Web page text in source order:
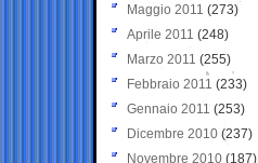
Maggio 2011 (273)
Aprile 2011 (248)
Marzo 2011 (255)
Febbraio 2011 (233)
Gennaio 2011 (253)
Dicembre 2010 (237)
Novembre 2010 (187)